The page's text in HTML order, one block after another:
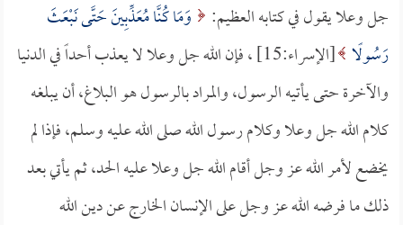
جل وعلا يقول في كتابه العظيم:
وَمَا كُنَّا مُعَذِّبِينَ حَتَّى نَبْعَثَ
رَسُولًا
[الإسراء:15] ، فإن الله جل وعلا لا يعذب أحداً في الدنيا
والآخرة حتى يأتيه الرسول، والمراد بالرسول هو البلاغ، أن يبلغه
كلام الله جل وعلا وكلام رسول الله صلى الله عليه وسلم، فإذا لم
يخضع لأمر الله عز وجل أقام الله جل وعلا عليه الحد، ثم يأتي بعد
ذلك ما فرضه الله عز وجل على الإنسان الخارج عن دين الله